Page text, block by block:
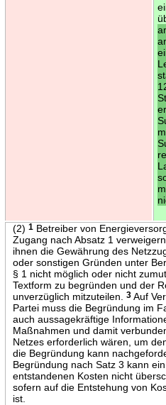
(2) 1Betreiber von
Zugang nach Absatz 1
ihnen die Gewährung des
oder sonstigen Gründen unter
§ 1 nicht möglich oder nicht
Textform zu begründen und der
unverzüglich mitzuteilen.
3Auf
Partei muss die Begründung im
auch aussagekräftige
Maßnahmen und damit
Netzes erforderlich wären, um
die Begründung kann
Begründung nach Satz 3 kann
entstandenen Kosten nicht
sofern auf die Entstehung von
ist.